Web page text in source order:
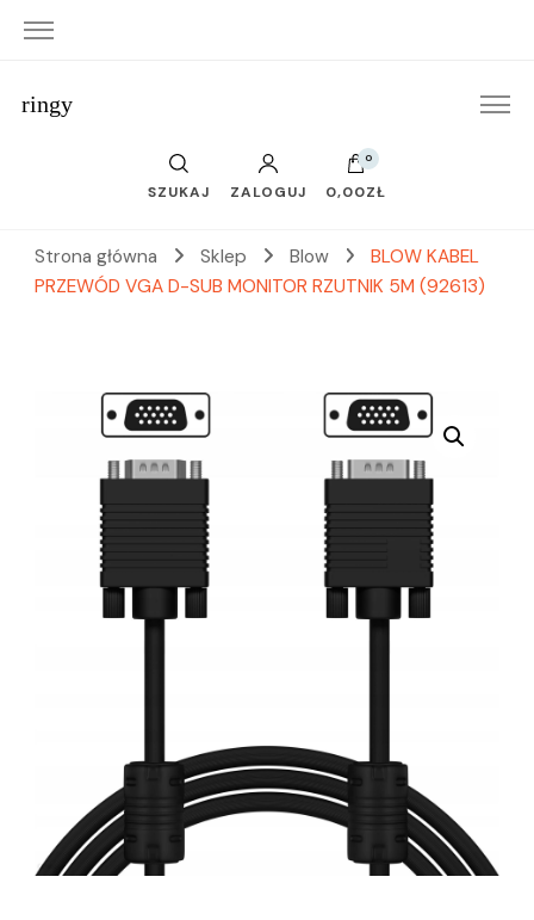
ringy
SZUKAJ ZALOGUJ
0
0,00ZŁ
Strona główna Sklep Blow
BLOW KABEL
PRZEWÓD VGA D-SUB MONITOR RZUTNIK 5M (92613)